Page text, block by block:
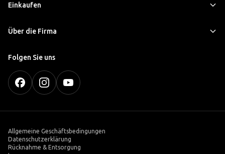
Einkaufen
Über die Firma
Folgen Sie uns
Allgemeine Geschäftsbedingungen
Datenschutzerklärung
Rücknahme & Entsorgung